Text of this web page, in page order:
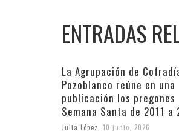
ENTRADAS
La Agrupación de
Pozoblanco reúne en una
publicación los pregones
Semana Santa de 2011 a
Julia López 10 junio, 2026